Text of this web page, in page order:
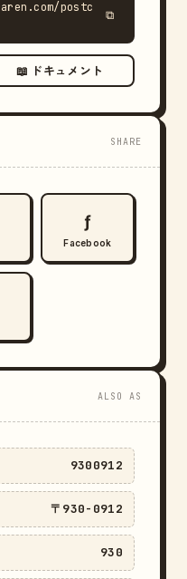
postc
⧉
📖 ドキュメント
SHARE
ƒ
Facebook
ALSO AS
9300912
〒930-0912
930